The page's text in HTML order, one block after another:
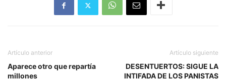
Artículo anterior
Aparece otro que repartía
millones
Artículo siguiente
DESENTUERTOS: SIGUE LA
INTIFADA DE LOS PANISTAS